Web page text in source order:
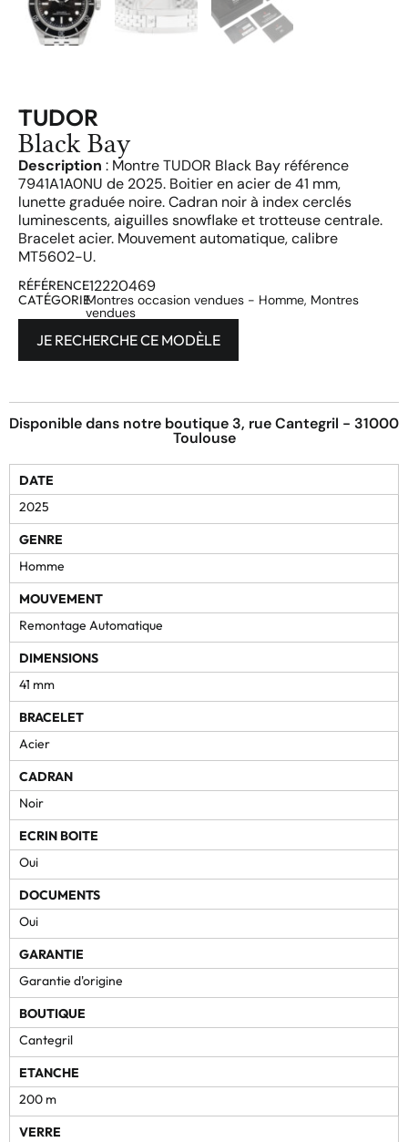
TUDOR
Black Bay
Description : Montre TUDOR Black Bay référence
7941A1A0NU de 2025. Boitier en acier de 41 mm,
lunette graduée noire. Cadran noir à index cerclés
luminescents, aiguilles snowflake et trotteuse centrale.
Bracelet acier. Mouvement automatique, calibre
MT5602-U.
RÉFÉRENCE12220469
CATÉGORIEMontres occasion vendues - Homme, Montres
vendues
JE RECHERCHE CE MODÈLE
Disponible dans notre boutique 3, rue Cantegril - 31000
Toulouse
DATE
2025
GENRE
Homme
MOUVEMENT
Remontage Automatique
DIMENSIONS
41 mm
BRACELET
Acier
CADRAN
Noir
ECRIN BOITE
Oui
DOCUMENTS
Oui
GARANTIE
Garantie d'origine
BOUTIQUE
Cantegril
ETANCHE
200 m
VERRE